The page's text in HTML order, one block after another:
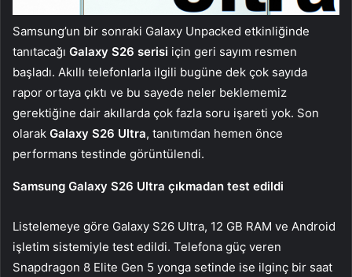
Samsung’un bir sonraki Galaxy Unpacked etkinliğinde
tanıtacağı Galaxy S26 serisi için geri sayım resmen
başladı. Akıllı telefonlarla ilgili bugüne dek çok sayıda
rapor ortaya çıktı ve bu sayede neler beklememiz
gerektiğine dair akıllarda çok fazla soru işareti yok. Son
olarak Galaxy S26 Ultra, tanıtımdan hemen önce
performans testinde görüntülendi.
Samsung Galaxy S26 Ultra çıkmadan test edildi
Listelemeye göre Galaxy S26 Ultra, 12 GB RAM ve Android
işletim sistemiyle test edildi. Telefona güç veren
Snapdragon 8 Elite Gen 5 yonga setinde ise ilginç bir saat